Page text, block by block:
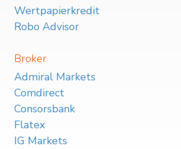
Wertpapierkredit
Robo Advisor
Broker
Admiral Markets
Comdirect
Consorsbank
Flatex
IG Markets